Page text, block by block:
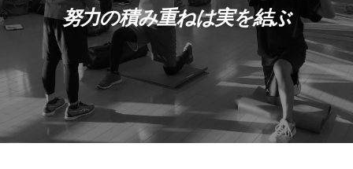
努力の積み重ねは実を結ぶ